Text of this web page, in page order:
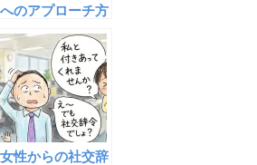
へのアプローチ方
女性からの社交辞